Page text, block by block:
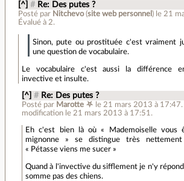
[^] # Re: Des putes ?
Posté par Nitchevo(site web personnel ) le 21
Évalué à 2.
Sinon, pute ou prostituée c'est vraiment
une question de vocabulaire.
Le vocabulaire c'est aussi la différence
invective et insulte.
[^] # Re: Des putes ?
Posté par Marotte ⛧ le 21 mars 2013 à 17:47.
modification le 21 mars 2013 à 17:51.
Eh c'est bien là où « Mademoiselle vous
mignonne » se distingue très
« Pétasse viens me sucer »
Quand à l'invective du sifflement je n'y
somme pas des chiens.